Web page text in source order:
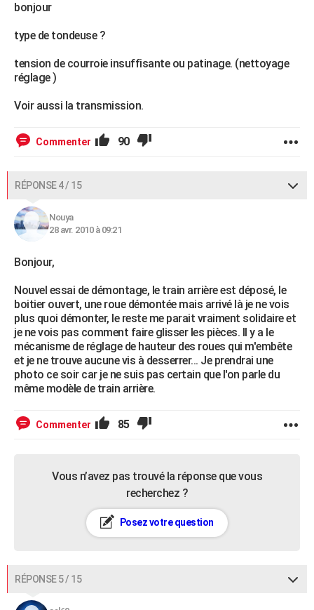
bonjour
type de tondeuse ?
tension de courroie insuffisante ou patinage. (nettoyage
réglage )
Voir aussi la transmission.
Commenter 90
RÉPONSE 4 / 15
Nouya
28 avr. 2010 à 09:21
Bonjour,
Nouvel essai de démontage, le train arrière est déposé, le
boitier ouvert, une roue démontée mais arrivé là je ne vois
plus quoi démonter, le reste me parait vraiment solidaire et
je ne vois pas comment faire glisser les pièces. Il y a le
mécanisme de réglage de hauteur des roues qui m'embête
et je ne trouve aucune vis à desserrer... Je prendrai une
photo ce soir car je ne suis pas certain que l'on parle du
même modèle de train arrière.
Commenter 85
Vous n’avez pas trouvé la réponse que vous
recherchez ?
Posez votre question
RÉPONSE 5 / 15